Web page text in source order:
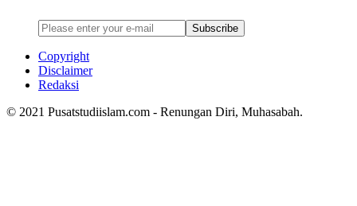
Subscribe
Copyright
Disclaimer
Redaksi
© 2021 Pusatstudiislam.com - Renungan Diri, Muhasabah.